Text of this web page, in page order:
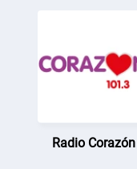
Radio Corazón